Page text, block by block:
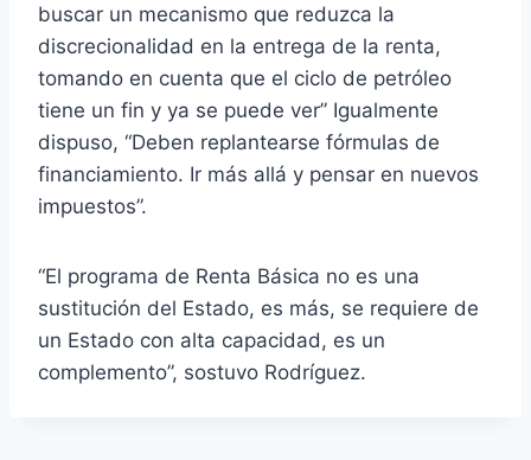
buscar un mecanismo que reduzca la
discrecionalidad en la entrega de la renta,
tomando en cuenta que el ciclo de petróleo
tiene un fin y ya se puede ver” Igualmente
dispuso, “Deben replantearse fórmulas de
financiamiento. Ir más allá y pensar en nuevos
impuestos”.
“El programa de Renta Básica no es una
sustitución del Estado, es más, se requiere de
un Estado con alta capacidad, es un
complemento”, sostuvo Rodríguez.